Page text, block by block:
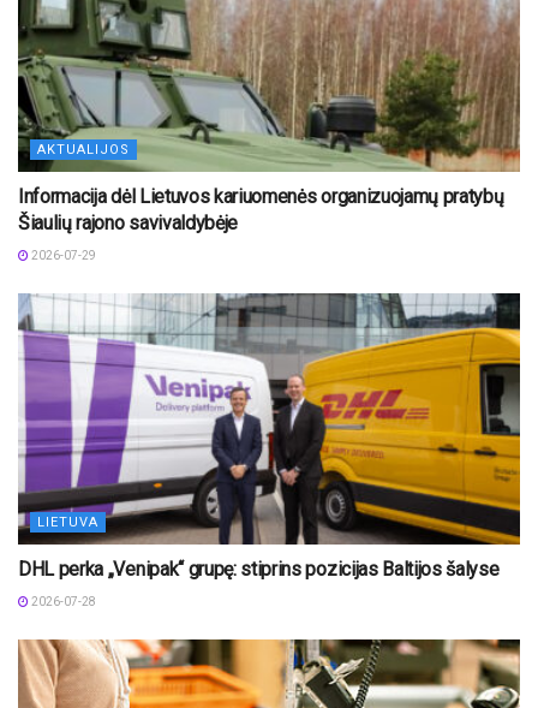
AKTUALIJOS
Informacija dėl Lietuvos kariuomenės organizuojamų pratybų
Šiaulių rajono savivaldybėje
2026-07-29
LIETUVA
DHL perka „Venipak“ grupę: stiprins pozicijas Baltijos šalyse
2026-07-28